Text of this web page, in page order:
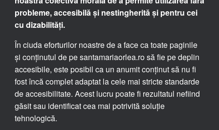
probleme, accesibilă și nestingherită și pentru cei
cu dizabilități.
În ciuda eforturilor noastre de a face ca toate paginile
și conținutul de pe santamariaorlea.ro să fie pe deplin
accesibile, este posibil ca un anumit conținut să nu fi
fost încă complet adaptat la cele mai stricte standarde
de accesibilitate. Acest lucru poate fi rezultatul nefiind
găsit sau identificat cea mai potrivită soluție
tehnologică.